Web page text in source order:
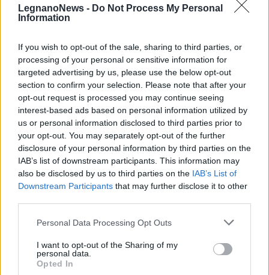
LegnanoNews - Do Not Process My Personal
Information
If you wish to opt-out of the sale, sharing to third parties, or
processing of your personal or sensitive information for
targeted advertising by us, please use the below opt-out
section to confirm your selection. Please note that after your
opt-out request is processed you may continue seeing
interest-based ads based on personal information utilized by
us or personal information disclosed to third parties prior to
your opt-out. You may separately opt-out of the further
disclosure of your personal information by third parties on the
IAB’s list of downstream participants. This information may
also be disclosed by us to third parties on the IAB’s List of
Downstream Participants that may further disclose it to other
Personal Data Processing Opt Outs
I want to opt-out of the Sharing of my
personal data.
Opted In
Commenti
articolo.
L'email è richiesta ma non verrà mostrata ai visitatori. Il contenuto di questo
commento esprime il pensiero dell'autore e non rappresenta la linea editoriale